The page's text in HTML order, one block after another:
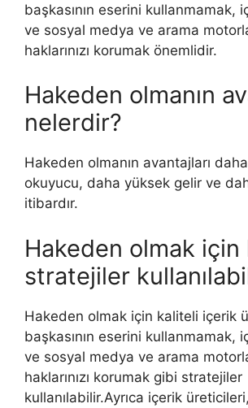
başkasının eserini kullanmamak,
ve sosyal medya ve arama
haklarınızı korumak önemlidir.
Hakeden olmanın
nelerdir?
Hakeden olmanın avantajları
okuyucu, daha yüksek gelir ve
itibardır.
Hakeden olmak için
stratejiler
Hakeden olmak için kaliteli içerik
başkasının eserini kullanmamak,
ve sosyal medya ve arama
haklarınızı korumak gibi stratejiler
kullanılabilir.Ayrıca içerik